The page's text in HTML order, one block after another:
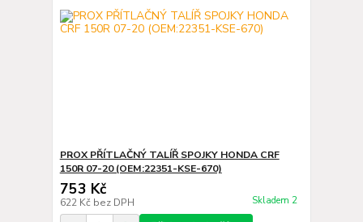
PROX PŘÍTLAČNÝ TALÍŘ SPOJKY HONDA CRF
150R 07-20 (OEM:22351-KSE-670)
753 Kč
622 Kč bez DPH Skladem 2